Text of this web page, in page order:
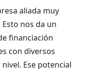
aliada muy
nos da un
financiación
con diversos
Ese potencial